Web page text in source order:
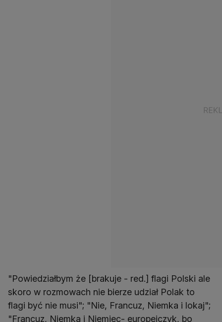
"Powiedziałbym że [brakuje - red.] flagi Polski ale
skoro w rozmowach nie bierze udział Polak to
flagi być nie musi"; "Nie, Francuz, Niemka i lokaj";
"Francuz, Niemka i Niemiec- europejczyk, bo